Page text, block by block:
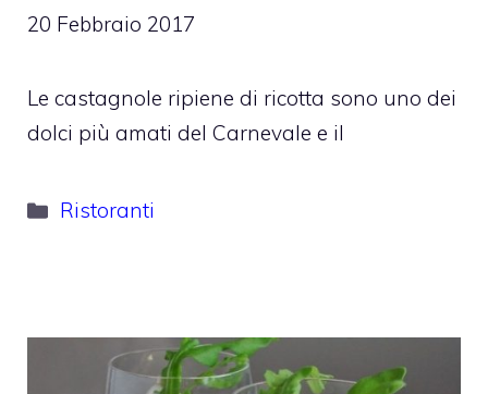
20 Febbraio 2017
Le castagnole ripiene di ricotta sono uno dei
dolci più amati del Carnevale e il
Categorie
Ristoranti